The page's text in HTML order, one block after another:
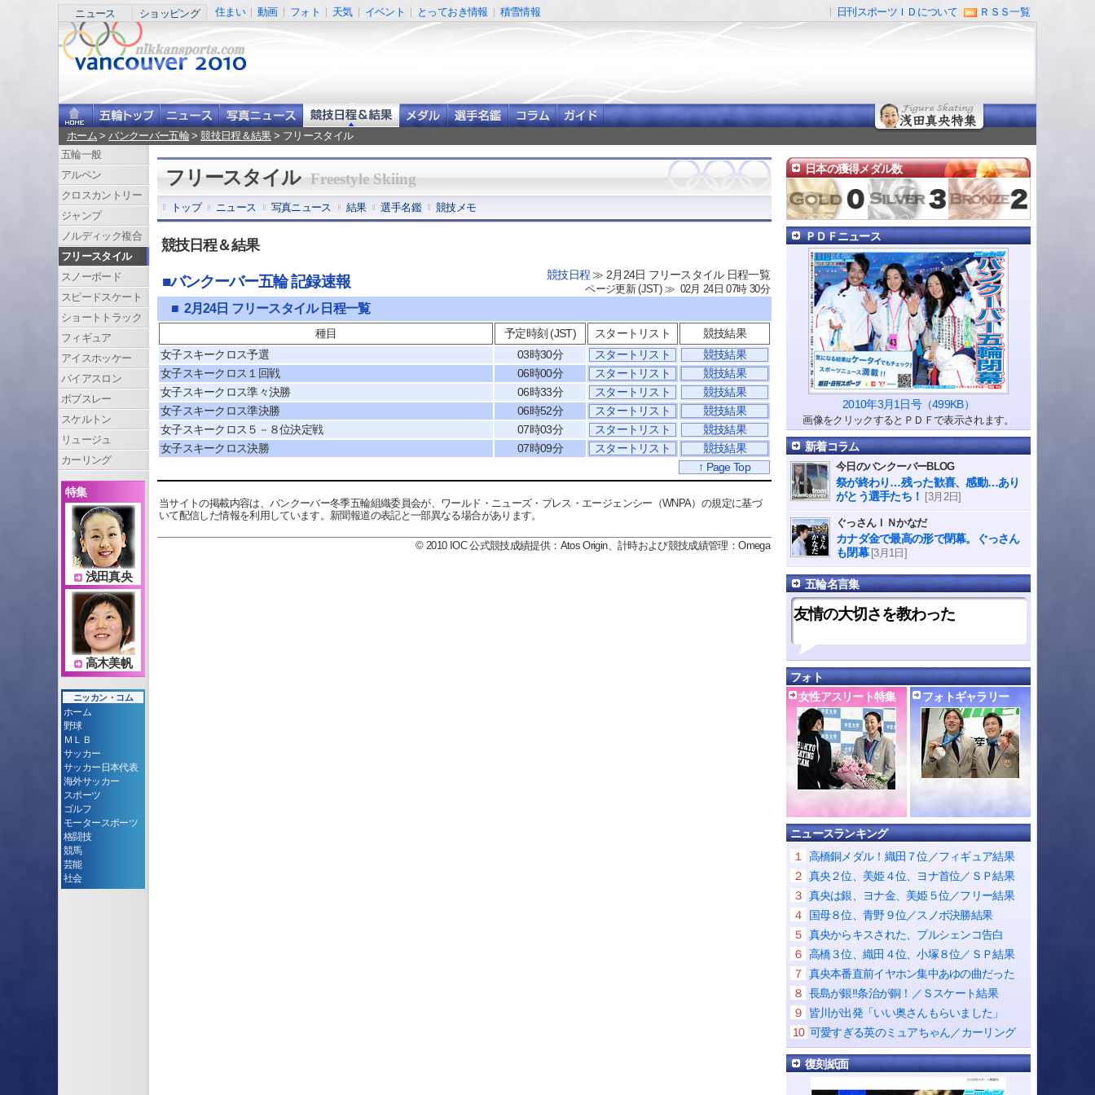
ニュース ショッピング 住まい 動画 フォト 天気 イベント とっておき情報 積雪情報 日刊スポーツＩＤについて ＲＳＳ一覧
ホーム >バンクーバー五輪>競技日程＆結果> フリースタイル
フリースタイル Freestyle Skiing
トップ ニュース 写真ニュース 結果 選手名鑑 競技メモ
競技日程＆結果
■バンクーバー五輪 記録速報 競技日程≫ 2月24日 フリースタイル 日程一覧
ページ更新 (JST) ≫ 02月 24日 07時 30分
■ 2月24日 フリースタイル 日程一覧
種目 予定時刻 (JST) スタートリスト
競技結果
女子スキークロス予選
03時30分 スタートリスト
競技結果
女子スキークロス１回戦
06時00分 スタートリスト
競技結果
女子スキークロス準々決勝
06時33分 スタートリスト
競技結果
女子スキークロス準決勝
06時52分 スタートリスト
競技結果
女子スキークロス５－８位決定戦
07時03分 スタートリスト
競技結果
女子スキークロス決勝
07時09分 スタートリスト
競技結果
↑ Page Top
当サイトの掲載内容は、バンクーバー冬季五輪組織委員会が、ワールド・ニューズ・プレス・エージェンシー（WNPA）の規定に基づ
いて配信した情報を利用しています。新聞報道の表記と一部異なる場合があります。
© 2010 IOC 公式競技成績提供：Atos Origin、計時および競技成績管理：Omega
五輪一般
アルペン
クロスカントリー
ジャンプ
ノルディック複合
フリースタイル
スノーボード
スピードスケート
ショートトラック
フィギュア
アイスホッケー
バイアスロン
ボブスレー
スケルトン
リュージュ
カーリング
特集
浅田真央
高木美帆
ニッカン・コム
ホーム
野球
ＭＬＢ
サッカー
サッカー日本代表
海外サッカー
スポーツ
ゴルフ
モータースポーツ
格闘技
競馬
芸能
社会
日本の獲得メダル数
ＰＤＦニュース
2010年3月1日号（499KB）
画像をクリックするとＰＤＦで表示されます。
新着コラム
今日のバンクーバーBLOG
祭が終わり…残った歓喜、感動…あり
がとう選手たち！ [3月2日]
ぐっさんＩＮかなだ
カナダ金で最高の形で閉幕。ぐっさん
も閉幕 [3月1日]
五輪名言集
友情の大切さを教わった
フォト
女性アスリート特集
フォトギャラリー
ニュースランキング
１
高橋銅メダル！織田７位／フィギュア結果
２ 真央２位、美姫４位、ヨナ首位／ＳＰ結果
３ 真央は銀、ヨナ金、美姫５位／フリー結果
４
国母８位、青野９位／スノボ決勝結果
５ 真央からキスされた、プルシェンコ告白
６ 高橋３位、織田４位、小塚８位／ＳＰ結果
７ 真央本番直前イヤホン集中あゆの曲だった
８ 長島が銀!!条治が銅！／Ｓスケート結果
９
皆川が出発「いい奥さんもらいました」
10 可愛すぎる英のミュアちゃん／カーリング
復刻紙面